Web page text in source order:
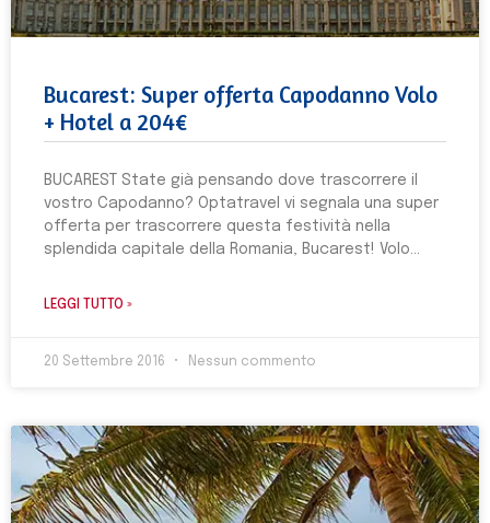
Bucarest: Super offerta Capodanno Volo
+ Hotel a 204€
BUCAREST State già pensando dove trascorrere il
vostro Capodanno? Optatravel vi segnala una super
offerta per trascorrere questa festività nella
splendida capitale della Romania, Bucarest! Volo
LEGGI TUTTO »
20 Settembre 2016 Nessun commento